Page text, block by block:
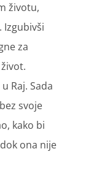
životu,
Izgubivši
za
Raj. Sada
svoje
kako bi
ona nije